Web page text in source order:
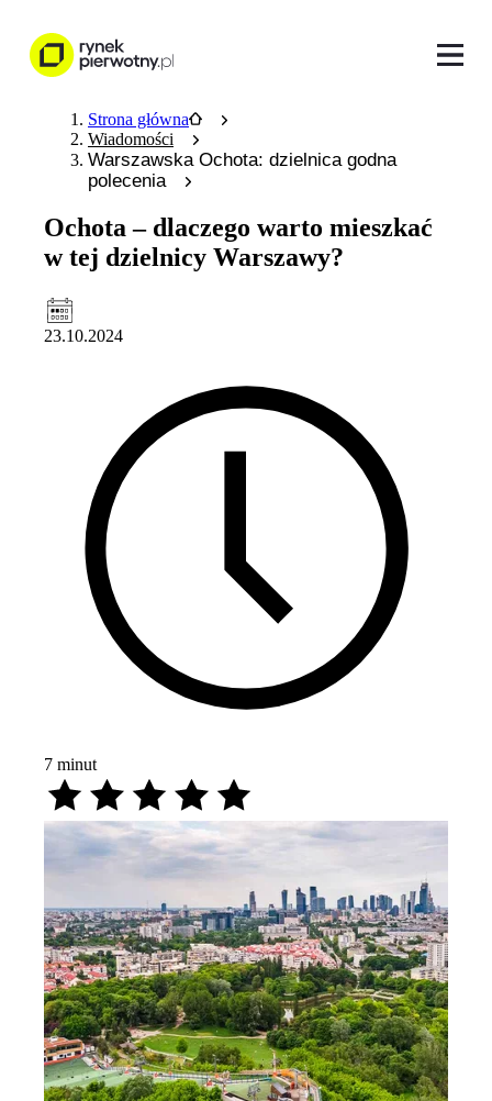
Strona główna
Wiadomości
Warszawska Ochota: dzielnica godna
polecenia
Ochota – dlaczego warto mieszkać
w tej dzielnicy Warszawy?
23.10.2024
7 minut